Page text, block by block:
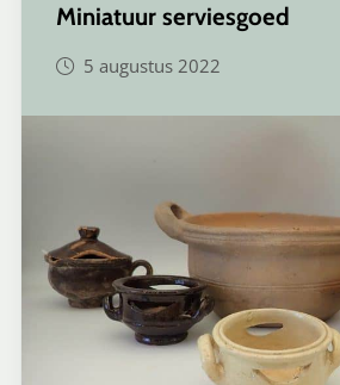
Miniatuur serviesgoed
5 augustus 2022